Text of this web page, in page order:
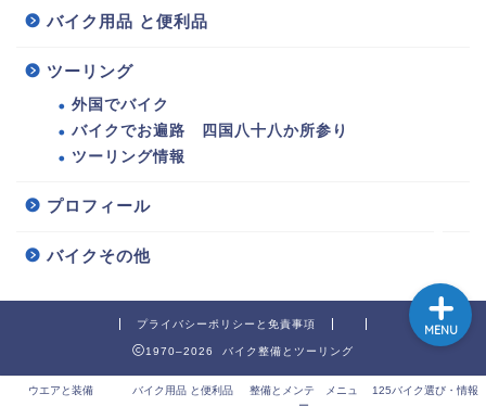
バイク用品 と便利品
ツーリング
外国でバイク
バイクでお遍路 四国八十八か所参り
ツーリング情報
プロフィール
バイクその他
プライバシーポリシーと免責事項
1970–2026 バイク整備とツーリング
ウエアと装備 バイク用品 と便利品
整備とメンテ メニュ
ー
125バイク選び・情報
MENU
125バイク選び・情報
ウエアと装備